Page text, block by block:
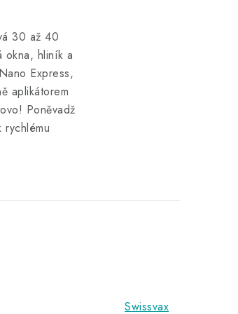
30 až 40
okna, hliník a
Express,
aplikátorem
Poněvadž
Swissvax